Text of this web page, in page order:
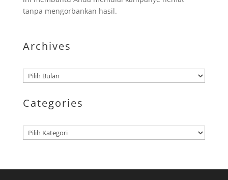
tanpa mengorbankan hasil.
Archives
Arsip
Categories
Kategori